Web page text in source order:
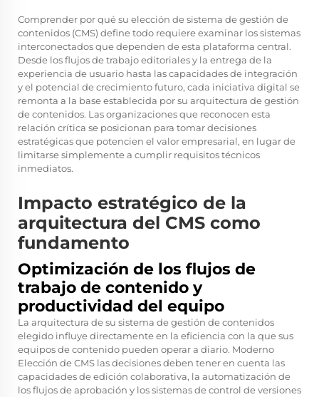
Comprender por qué su elección de sistema de gestión de
contenidos (CMS) define todo requiere examinar los sistemas
interconectados que dependen de esta plataforma central.
Desde los flujos de trabajo editoriales y la entrega de la
experiencia de usuario hasta las capacidades de integración
y el potencial de crecimiento futuro, cada iniciativa digital se
remonta a la base establecida por su arquitectura de gestión
de contenidos. Las organizaciones que reconocen esta
relación crítica se posicionan para tomar decisiones
estratégicas que potencien el valor empresarial, en lugar de
limitarse simplemente a cumplir requisitos técnicos
inmediatos.
Impacto estratégico de la
arquitectura del CMS como
fundamento
Optimización de los flujos de
trabajo de contenido y
productividad del equipo
La arquitectura de su sistema de gestión de contenidos
elegido influye directamente en la eficiencia con la que sus
equipos de contenido pueden operar a diario. Moderno
Elección de CMS las decisiones deben tener en cuenta las
capacidades de edición colaborativa, la automatización de
los flujos de aprobación y los sistemas de control de versiones